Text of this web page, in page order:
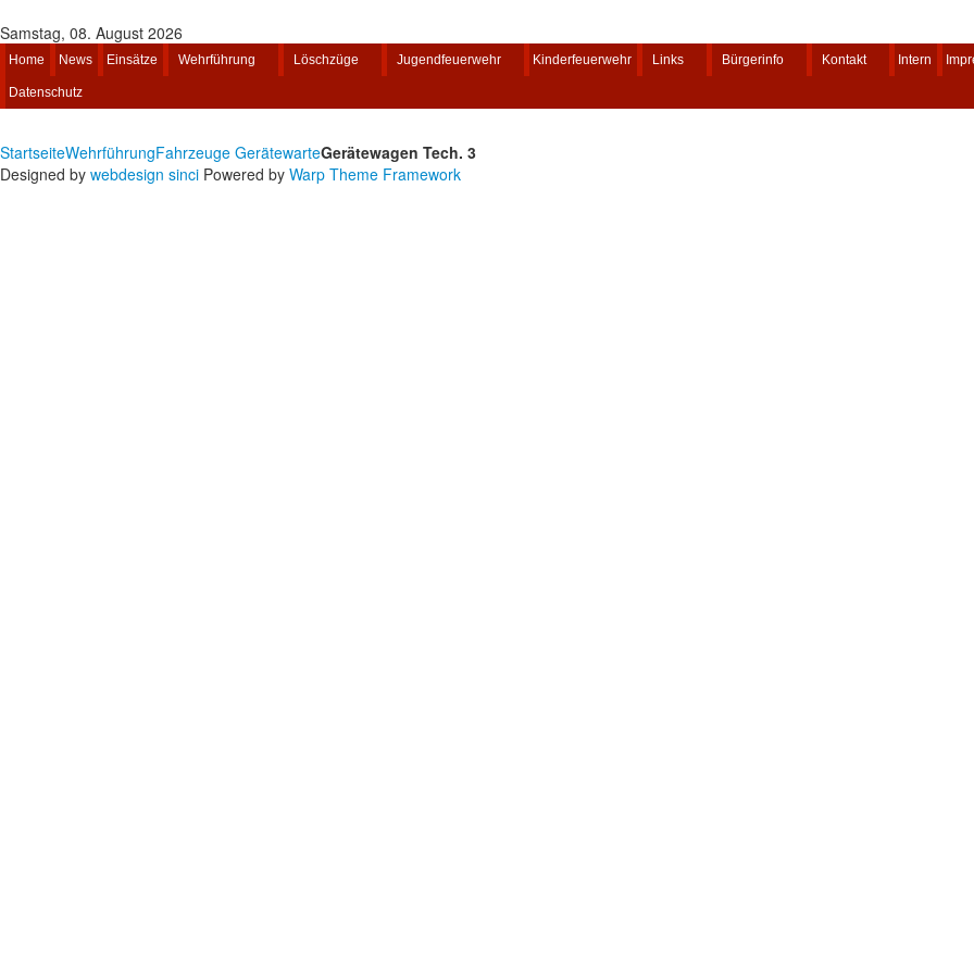
Samstag, 08. August 2026
Home News Einsätze Wehrführung Löschzüge Jugendfeuerwehr Kinderfeuerwehr Links Bürgerinfo Kontakt Intern
Datenschutz
StartseiteWehrführungFahrzeuge GerätewarteGerätewagen Tech. 3
Designed by webdesign sinci Powered by Warp Theme Framework